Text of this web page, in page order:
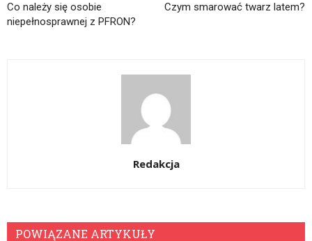
Co należy się osobie
niepełnosprawnej z PFRON?
Czym smarować twarz latem?
Redakcja
POWIĄZANE ARTYKUŁY